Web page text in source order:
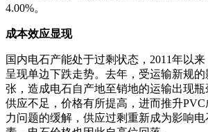
4.00%。
成本效应显现
国内电石产能处于过剩状态，2011年以
呈现单边下跌走势。去年，受运输新规
张，造成电石自产地至销地的运输出现
供应不足，价格有所提高，进而推升
力问题的缓解，供应过剩重新成为影响